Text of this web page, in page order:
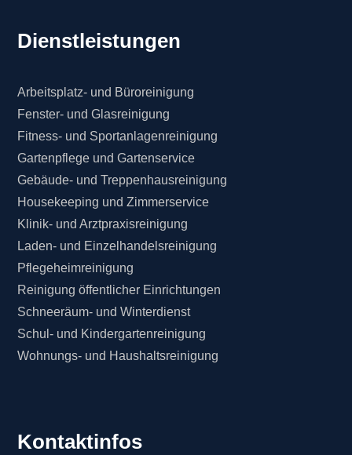
Dienstleistungen
Arbeitsplatz- und Büroreinigung
Fenster- und Glasreinigung
Fitness- und Sportanlagenreinigung
Gartenpflege und Gartenservice
Gebäude- und Treppenhausreinigung
Housekeeping und Zimmerservice
Klinik- und Arztpraxisreinigung
Laden- und Einzelhandelsreinigung
Pflegeheimreinigung
Reinigung öffentlicher Einrichtungen
Schneeräum- und Winterdienst
Schul- und Kindergartenreinigung
Wohnungs- und Haushaltsreinigung
Kontaktinfos